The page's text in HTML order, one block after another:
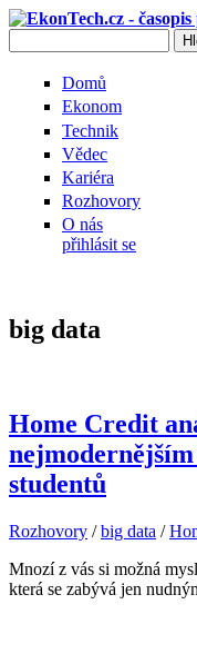
Přejít k hlavnímu obsahu
Domů
Ekonom
Technik
Vědec
Kariéra
Rozhovory
O nás
přihlásit se
big data
Home Credit
studentů
Rozhovory /big data /
Mnozí z vás si možná
která se zabývá jen